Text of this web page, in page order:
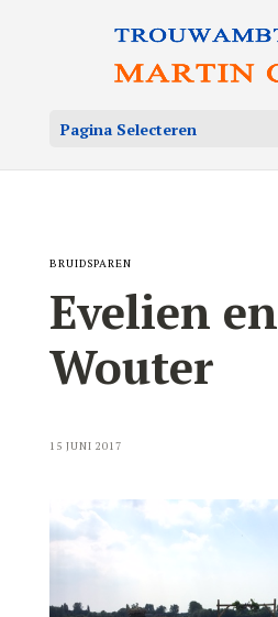
Pagina Selecteren
BRUIDSPAREN
Evelien en
Wouter
15 JUNI 2017